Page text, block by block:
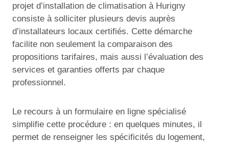
projet d’installation de climatisation à Hurigny
consiste à solliciter plusieurs devis auprès
d’installateurs locaux certifiés. Cette démarche
facilite non seulement la comparaison des
propositions tarifaires, mais aussi l’évaluation des
services et garanties offerts par chaque
professionnel.
Le recours à un formulaire en ligne spécialisé
simplifie cette procédure : en quelques minutes, il
permet de renseigner les spécificités du logement,